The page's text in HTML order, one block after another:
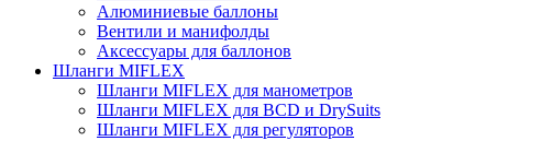
Алюминиевые баллоны
Вентили и манифолды
Аксессуары для баллонов
Шланги MIFLEX
Шланги MIFLEX для манометров
Шланги MIFLEX для BCD и DrySuits
Шланги MIFLEX для регуляторов